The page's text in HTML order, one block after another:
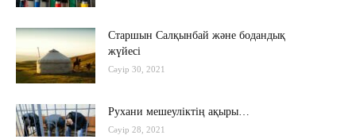
Старшын Салқынбай және бодандық
жүйесі
Сәуір 30, 2021
Рухани мешеуліктің ақыры…
Сәуір 28, 2021